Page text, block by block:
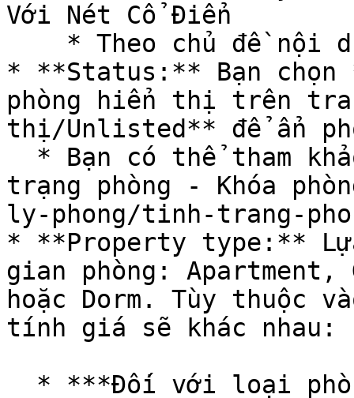
Với Nét Cổ Điển
* **Status:** Bạn
phòng hiển thị trên
thị/Unlisted** để ẩn
trạng phòng - Khóa
ly-phong/tinh-trang-
* **Property type:**
gian phòng: Apartment,
hoặc Dorm. Tùy thuộc
tính giá sẽ khác nhau: